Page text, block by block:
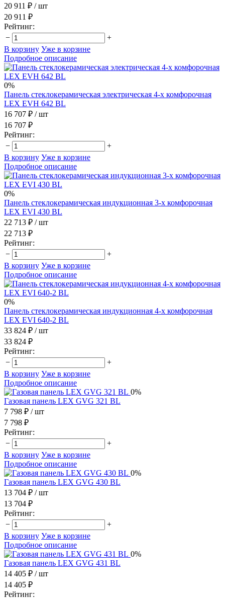
20 911 ₽ / шт
20 911 ₽
Рейтинг:
−
+
В корзину Уже в корзине
Подробное описание
0%
Панель стеклокерамическая электрическая 4-х комфорочная
LEX EVH 642 BL
16 707 ₽ / шт
16 707 ₽
Рейтинг:
−
+
В корзину Уже в корзине
Подробное описание
0%
Панель стеклокерамическая индукционная 3-х комфорочная
LEX EVI 430 BL
22 713 ₽ / шт
22 713 ₽
Рейтинг:
−
+
В корзину Уже в корзине
Подробное описание
0%
Панель стеклокерамическая индукционная 4-х комфорочная
LEX EVI 640-2 BL
33 824 ₽ / шт
33 824 ₽
Рейтинг:
−
+
В корзину Уже в корзине
Подробное описание
0%
Газовая панель LEX GVG 321 BL
7 798 ₽ / шт
7 798 ₽
Рейтинг:
−
+
В корзину Уже в корзине
Подробное описание
0%
Газовая панель LEX GVG 430 BL
13 704 ₽ / шт
13 704 ₽
Рейтинг:
−
+
В корзину Уже в корзине
Подробное описание
0%
Газовая панель LEX GVG 431 BL
14 405 ₽ / шт
14 405 ₽
Рейтинг: